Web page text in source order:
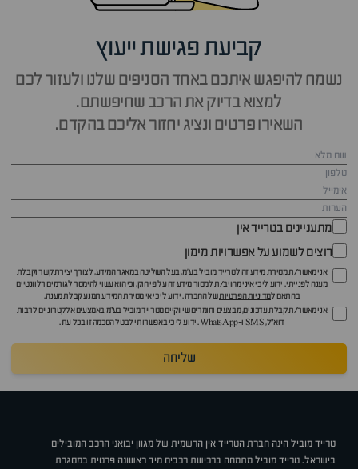
קביעת פגישת ייעוץ
נשמח להיפגש איתכם באחד הסניפים שלנו ולעזור לכם
למצוא בדיוק את הרכב שחיפשתם.
השאירו פרטים ונציג יחזור אליכם בהקדם.
מתעניינים בטרייד אין
רוצים לשמוע על אפשרויות מימון
אני מאשר/ת מסירת מידע זה לטרייד מוביל בע"מ, בעל השליטה במאגר המידע, לצורך יצירת קשר וקבלת
מענה לפנייתי. ידוע לי כי איני מחויב/ת למסור מידע זה על פי חוק, וכי הוא עשוי להימסר לגורמים רלוונטיים
בהתאם למדיניות הפרטיותשל החברה. ידוע לי כי אי מסירת המידע תמנע קבלת מענה.
אני מאשר/ת קבלת עדכונים, מבצעים וחומרים שיווקיים מטרייד מוביל בע"מ באמצעים אלקטרוניים לרבות
דוא״ל, SMS ו-WhatsApp. ידוע לי כי באפשרותי לבטל הסכמה זו בכל עת.
שליחה
טרייד מוביל הינה חברת הטרייד אין הרשמית של מגוון יבואני הרכב המובילים
בישראל. טרייד מוביל מתמחה ברכישת רכבים מיד ראשונה פרטית במסגרת